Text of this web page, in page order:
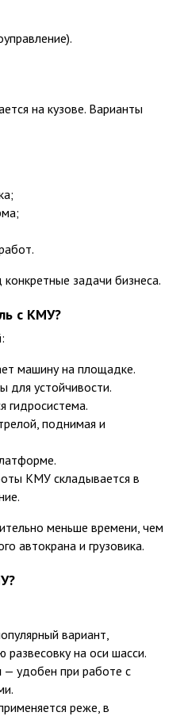
на кузове. Варианты
задачи бизнеса.
с КМУ?
машину на площадке.
для устойчивости.
гидросистема.
поднимая и
КМУ складывается в
меньше времени, чем
автокрана и грузовика.
вариант,
на оси шасси.
— удобен при работе с
реже, в